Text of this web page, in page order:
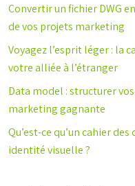
Convertir un fichier DWG
de vos projets marketing
Voyagez l’esprit léger : la
votre alliée à l’étranger
Data model : structurer
marketing gagnante
Qu’est-ce qu’un cahier
identité visuelle ?